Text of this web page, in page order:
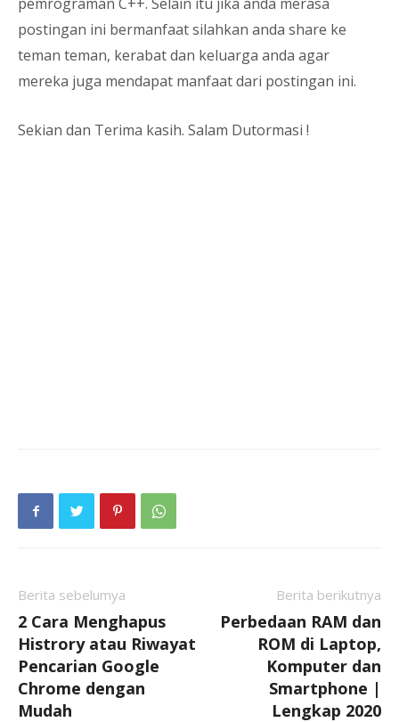
postingan ini bermanfaat silahkan anda share ke
teman teman, kerabat dan keluarga anda agar
mereka juga mendapat manfaat dari postingan ini.
Sekian dan Terima kasih. Salam Dutormasi !
Berita sebelumya
2 Cara Menghapus
Histrory atau Riwayat
Pencarian Google
Chrome dengan
Mudah
Berita berikutnya
Perbedaan RAM dan
ROM di Laptop,
Komputer dan
Smartphone |
Lengkap 2020